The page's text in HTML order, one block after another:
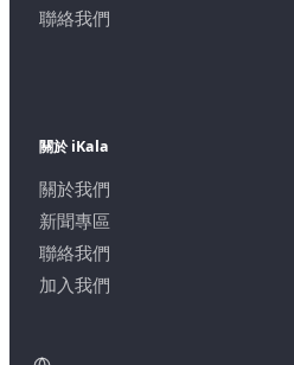
聯絡我們
關於 iKala
關於我們
新聞專區
聯絡我們
加入我們